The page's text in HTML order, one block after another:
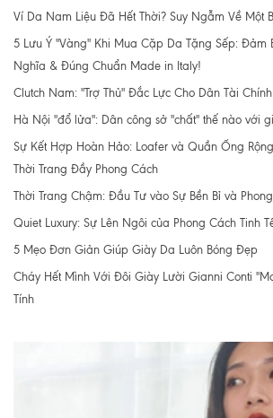
Ví Da Nam Liệu Đã Hết Thời? Suy Ngẫm Về Một
5 Lưu Ý "Vàng" Khi Mua Cặp Da Tặng Sếp: Đảm
Nghĩa & Đúng Chuẩn Made in Italy!
Clutch Nam: "Trợ Thủ" Đắc Lực Cho Dân Tài
Hà Nội "đổ lửa": Dân công sở "chất" thế nào với
Sự Kết Hợp Hoàn Hảo: Loafer và Quần Ống
Thời Trang Đầy Phong Cách
Thời Trang Chậm: Đầu Tư vào Sự Bền Bỉ và
Quiet Luxury: Sự Lên Ngôi của Phong Cách Tinh
5 Mẹo Đơn Giản Giúp Giày Da Luôn Bóng Đẹp
Cháy Hết Mình Với Đôi Giày Lười Gianni Conti
Tính